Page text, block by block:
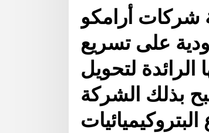
شركات أرامكو
على تسريع
الرائدة لتحويل
بذلك الشركة